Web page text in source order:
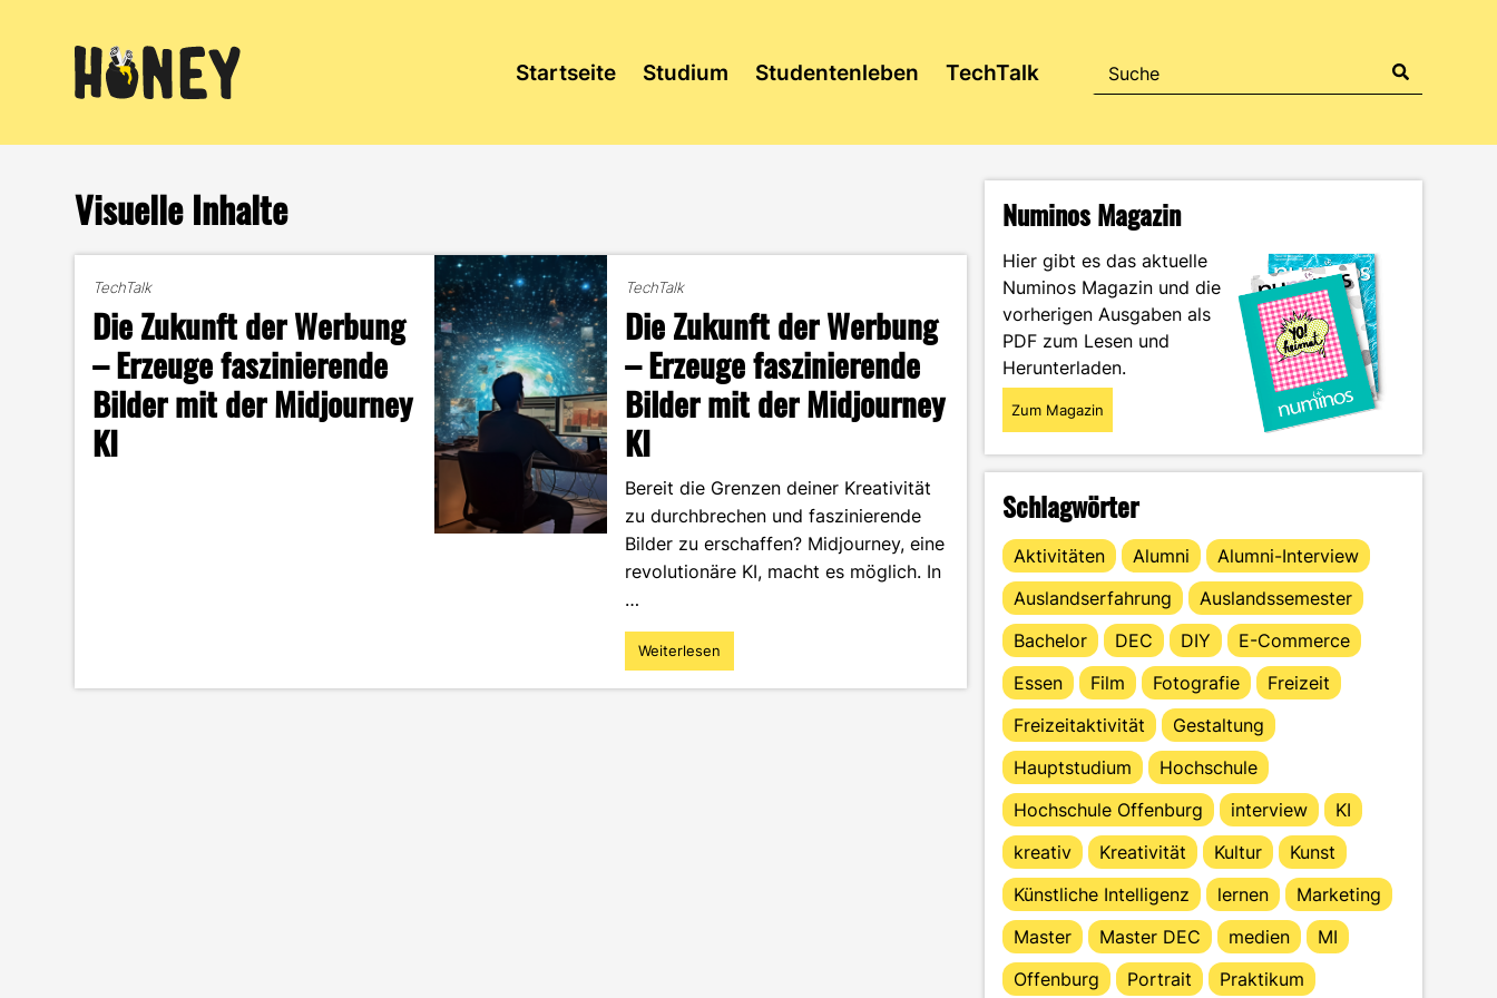
Startseite Studium Studentenleben TechTalk
Visuelle Inhalte
TechTalk
Die Zukunft der Werbung
– Erzeuge faszinierende
Bilder mit der Midjourney
KI
TechTalk
Die Zukunft der Werbung
– Erzeuge faszinierende
Bilder mit der Midjourney
KI
Bereit die Grenzen deiner Kreativität
zu durchbrechen und faszinierende
Bilder zu erschaffen? Midjourney, eine
revolutionäre KI, macht es möglich. In
…
"Die
Zukunft
Weiterlesen
Numinos Magazin
Hier gibt es das aktuelle
Numinos Magazin und die
vorherigen Ausgaben als
PDF zum Lesen und
Herunterladen.
Zum Magazin
Schlagwörter
Aktivitäten Alumni
Alumni-Interview
Auslandserfahrung
Auslandssemester
Bachelor
DEC DIY
E-Commerce
Essen
Film Fotografie
Freizeit
Freizeitaktivität
Gestaltung
Hauptstudium
Hochschule
Hochschule Offenburg
interview
KI
kreativ
Kreativität Kultur
Kunst
Künstliche Intelligenz
lernen
Marketing
Master
Master DEC medien
MI
Offenburg
Portrait
Praktikum